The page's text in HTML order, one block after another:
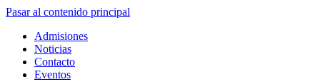
Pasar al contenido principal
Admisiones
Noticias
Contacto
Eventos